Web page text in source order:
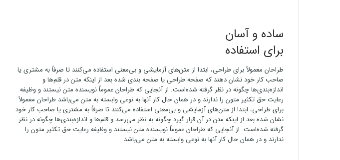
ساده و آسان
برای استفاده
طراحان معمولاً برای طراحی، ابتدا از متن‌های آزمایشی و بی‌معنی استفاده می‌کنند تا صرفاً به مشتری یا
صاحب کار خود نشان دهند که صفحه طراحی یا صفحه بندی شده بعد از اینکه متن در قلم‌ها و
اندازه‌بندی‌ها چگونه در نظر گرفته شده‌است. از آنجایی که طراحان عموماً نویسنده متن نیستند و وظیفه
رعایت حق تکثیر متون را ندارند و در همان حال کار آنها به نوعی وابسته به متن می‌باشد طراحان معمولاً
برای طراحی، ابتدا از متن‌های آزمایشی و بی‌معنی استفاده می‌کنند تا صرفاً به مشتری یا صاحب کار خود
نشان شده بعد از اینکه متن در آن قرار گیرد چگونه به نظر می‌رسد و قلم‌ها و اندازه‌بندی‌ها چگونه در نظر
گرفته شده‌است. از آنجایی که طراحان عموماً نویسنده متن نیستند و وظیفه رعایت حق تکثیر متون را
ندارند و در همان حال کار آنها به نوعی وابسته به متن می‌باشد